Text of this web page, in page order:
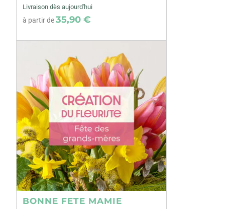
Livraison dès aujourd'hui
à partir de35,90 €
BONNE FETE MAMIE